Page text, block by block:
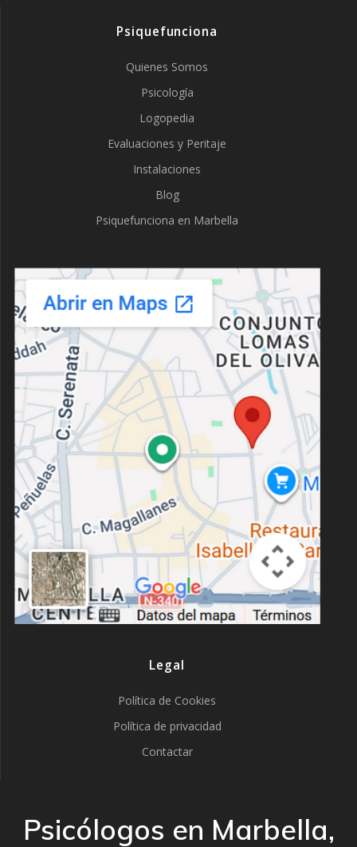
Psiquefunciona
Quienes Somos
Psicología
Logopedia
Evaluaciones y Peritaje
Instalaciones
Blog
Psiquefunciona en Marbella
Legal
Política de Cookies
Política de privacidad
Contactar
Psicólogos en Marbella,